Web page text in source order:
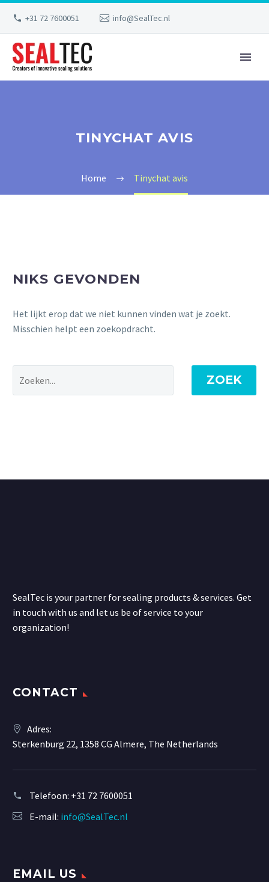
+31 72 7600051 info@SealTec.nl
TINYCHAT AVIS
Home Tinychat avis
NIKS GEVONDEN
Het lijkt erop dat we niet kunnen vinden wat je zoekt.
Misschien helpt een zoekopdracht.
ZOEK
SealTec is your partner for sealing products & services. Get
in touch with us and let us be of service to your
organization!
CONTACT
Adres:
Sterkenburg 22, 1358 CG Almere, The Netherlands
Telefoon: +31 72 7600051
E-mail: info@SealTec.nl
EMAIL US